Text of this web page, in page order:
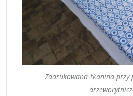
Zadrukowana tkanina przy